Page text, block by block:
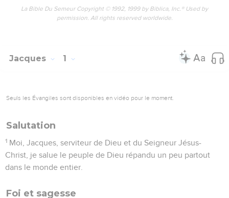
La Bible Du Semeur Copyright © 1992, 1999 by Biblica, Inc.® Used by
permission. All rights reserved worldwide.
Jacques 1
Seuls les Évangiles sont disponibles en vidéo pour le moment.
Salutation
1 Moi, Jacques, serviteur de Dieu et du Seigneur Jésus-
Christ, je salue le peuple de Dieu répandu un peu partout
dans le monde entier.
Foi et sagesse